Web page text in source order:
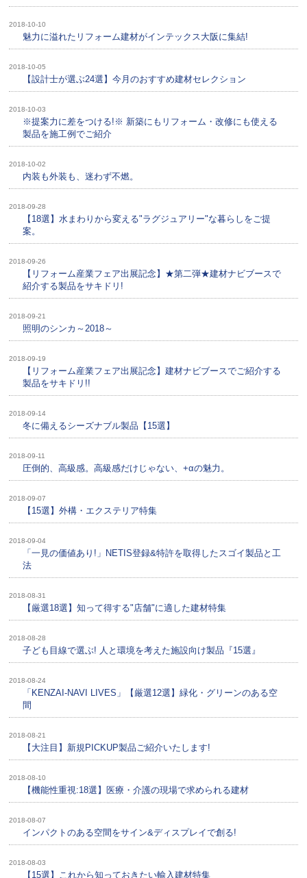
2018-10-10
魅力に溢れたリフォーム建材がインテックス大阪に集結!
2018-10-05
【設計士が選ぶ24選】今月のおすすめ建材セレクション
2018-10-03
※提案力に差をつける!※ 新築にもリフォーム・改修にも使える
製品を施工例でご紹介
2018-10-02
内装も外装も、迷わず不燃。
2018-09-28
【18選】水まわりから変える"ラグジュアリー"な暮らしをご提
案。
2018-09-26
【リフォーム産業フェア出展記念】★第二弾★建材ナビブースで
紹介する製品をサキドリ!
2018-09-21
照明のシンカ～2018～
2018-09-19
【リフォーム産業フェア出展記念】建材ナビブースでご紹介する
製品をサキドリ!!
2018-09-14
冬に備えるシーズナブル製品【15選】
2018-09-11
圧倒的、高級感。高級感だけじゃない、+αの魅力。
2018-09-07
【15選】外構・エクステリア特集
2018-09-04
「一見の価値あり!」NETIS登録&特許を取得したスゴイ製品と工
法
2018-08-31
【厳選18選】知って得する"店舗"に適した建材特集
2018-08-28
子ども目線で選ぶ! 人と環境を考えた施設向け製品『15選』
2018-08-24
「KENZAI-NAVI LIVES」【厳選12選】緑化・グリーンのある空
間
2018-08-21
【大注目】新規PICKUP製品ご紹介いたします!
2018-08-10
【機能性重視:18選】医療・介護の現場で求められる建材
2018-08-07
インパクトのある空間をサイン&ディスプレイで創る!
2018-08-03
【15選】これから知っておきたい輸入建材特集